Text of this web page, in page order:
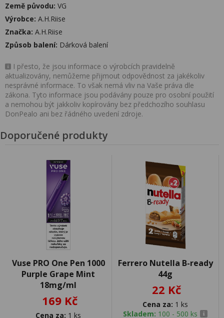
Země původu: VG
Výrobce: A.H.Riise
Značka: A.H.Riise
Způsob balení: Dárková balení
I přesto, že jsou informace o výrobcích pravidelně
aktualizovány, nemůžeme přijmout odpovědnost za jakékoliv
nesprávné informace. To však nemá vliv na Vaše práva dle
zákona. Tyto informace jsou podávány pouze pro osobní použití
a nemohou být jakkoliv kopírovány bez předchozího souhlasu
DonPealo ani bez řádného uvedení zdroje.
Doporučené produkty
Vuse PRO One Pen 1000
Purple Grape Mint
18mg/ml
169 Kč
Cena za: 1 ks
Ferrero Nutella B-ready
44g
22 Kč
Cena za: 1 ks
Skladem: 100 - 500 ks